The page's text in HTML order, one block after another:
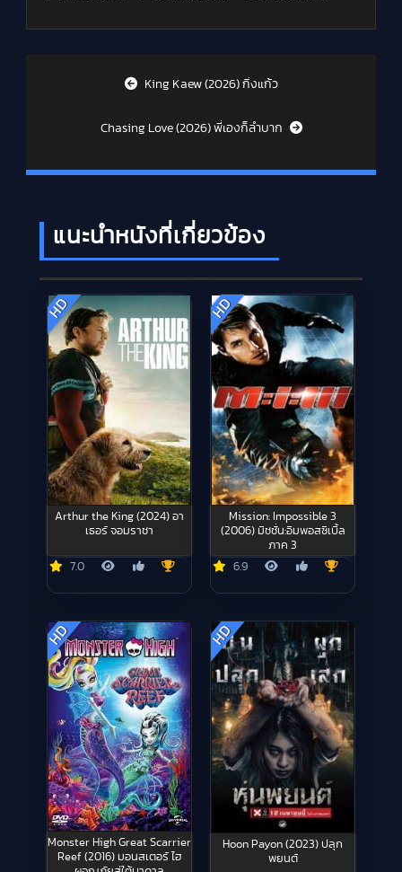
King Kaew (2026) กิ่งแก้ว
Chasing Love (2026) พี่เองก็ลำบาก
แนะนำหนังที่เกี่ยวข้อง
HD
Arthur the King (2024) อา
เธอร์ จอมราชา
7.0
HD
Mission: Impossible 3
(2006) มิชชั่น:อิมพอสซิเบิ้ล
ภาค 3
6.9
HD
Monster High Great Scarrier
Reef (2016) มอนสเตอร์ ไฮ
HD
Hoon Payon (2023) ปลุก
พยนต์